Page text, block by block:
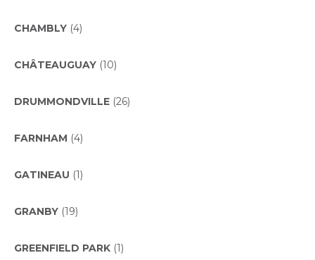
CHAMBLY (4)
CHÂTEAUGUAY (10)
DRUMMONDVILLE (26)
FARNHAM (4)
GATINEAU (1)
GRANBY (19)
GREENFIELD PARK (1)